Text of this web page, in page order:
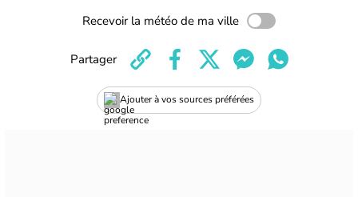
Recevoir la météo de ma ville
Ajouter à vos sources préférées
Partager